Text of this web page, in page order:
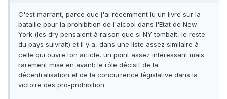
C'est marrant, parce que j'ai récemment lu un livre sur la
bataille pour la prohibition de l'alcool dans l'Etat de New
York (les dry pensaient à raison que si NY tombait, le reste
du pays suivrait) et il y a, dans une liste assez similaire à
celle qui ouvre ton article, un point assez intéressant mais
rarement mise en avant: le rôle décisif de la
décentralisation et de la concurrence législative dans la
victoire des pro-prohibition.